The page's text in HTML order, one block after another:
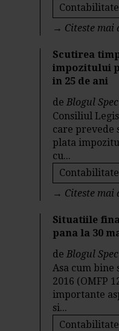
→ Citeste mai
Scutirea
impozitului
in 25 de ani
deBlogul
Consiliul
care prevede
plata
cu...
→ Citeste mai
Situatiile
pana la 30
deBlogul
Asa cum bine
2016 (OMFP
importante
si...